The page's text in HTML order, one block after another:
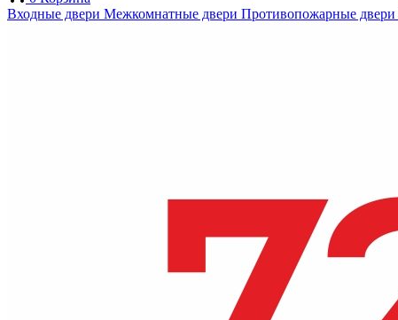
Входные двери Межкомнатные двери Противопожарные двери